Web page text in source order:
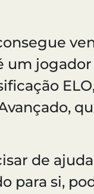
um
de
para si,